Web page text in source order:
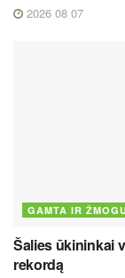
2026 08 07
GAMTA IR
Šalies ūkininkai
rekordą